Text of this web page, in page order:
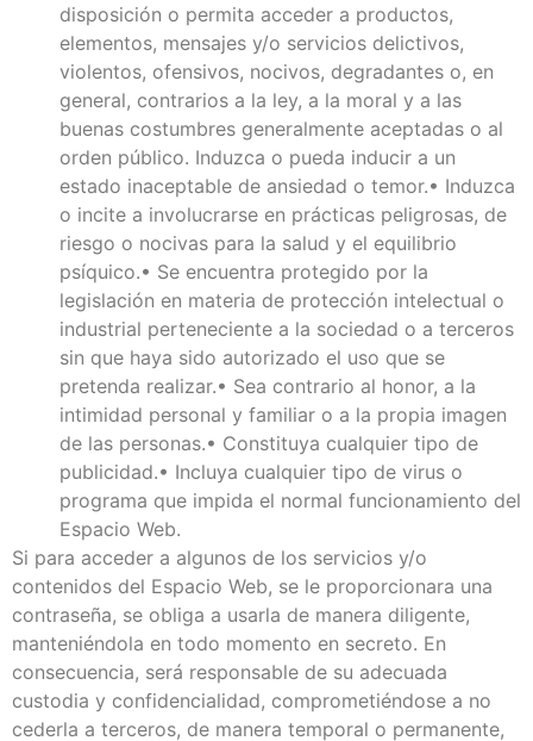
disposición o permita acceder a productos,
elementos, mensajes y/o servicios delictivos,
violentos, ofensivos, nocivos, degradantes o, en
general, contrarios a la ley, a la moral y a las
buenas costumbres generalmente aceptadas o al
orden público. Induzca o pueda inducir a un
estado inaceptable de ansiedad o temor.• Induzca
o incite a involucrarse en prácticas peligrosas, de
riesgo o nocivas para la salud y el equilibrio
psíquico.• Se encuentra protegido por la
legislación en materia de protección intelectual o
industrial perteneciente a la sociedad o a terceros
sin que haya sido autorizado el uso que se
pretenda realizar.• Sea contrario al honor, a la
intimidad personal y familiar o a la propia imagen
de las personas.• Constituya cualquier tipo de
publicidad.• Incluya cualquier tipo de virus o
programa que impida el normal funcionamiento del
Espacio Web.
Si para acceder a algunos de los servicios y/o
contenidos del Espacio Web, se le proporcionara una
contraseña, se obliga a usarla de manera diligente,
manteniéndola en todo momento en secreto. En
consecuencia, será responsable de su adecuada
custodia y confidencialidad, comprometiéndose a no
cederla a terceros, de manera temporal o permanente,